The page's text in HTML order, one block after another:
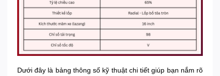
Dưới đây là bảng thông số kỹ thuật chi tiết giúp bạn nắm rõ